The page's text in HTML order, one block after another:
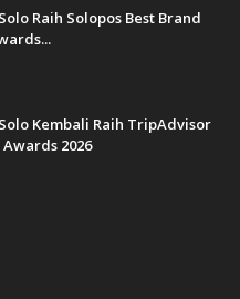
Raih Solopos Best Brand
Kembali Raih TripAdvisor
2026